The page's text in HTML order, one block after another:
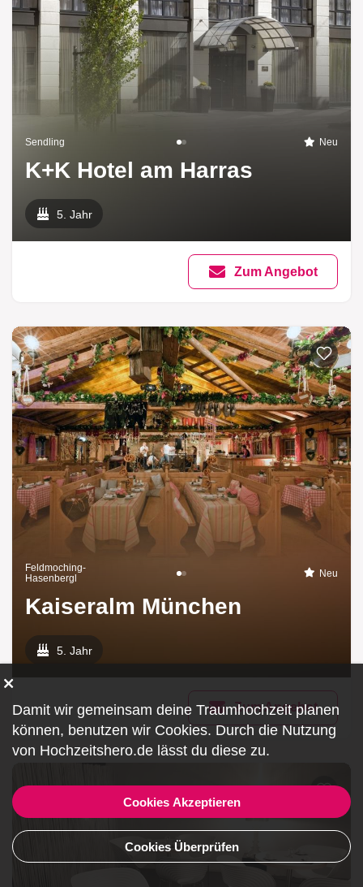
Sendling Neu
K+K Hotel am Harras
5. Jahr
Zum Angebot
Feldmoching-
Hasenbergl
Neu
Kaiseralm München
5. Jahr
Zum Angebot
Damit wir gemeinsam deine Traumhochzeit planen
können, benutzen wir Cookies. Durch die Nutzung
von Hochzeitshero.de lässt du diese zu.
Cookies Akzeptieren
Cookies Überprüfen